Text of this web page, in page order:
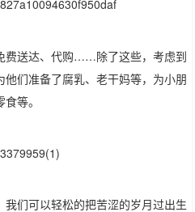
费送达、代购……除了这些，考虑到
们准备了腐乳、老干妈等，为小朋
等。
们可以轻松的把苦涩的岁月过出生